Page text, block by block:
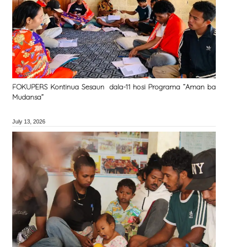
FOKUPERS Kontinua Sesaun dala-11 hosi Programa “Aman ba
Mudansa”
July 13, 2026